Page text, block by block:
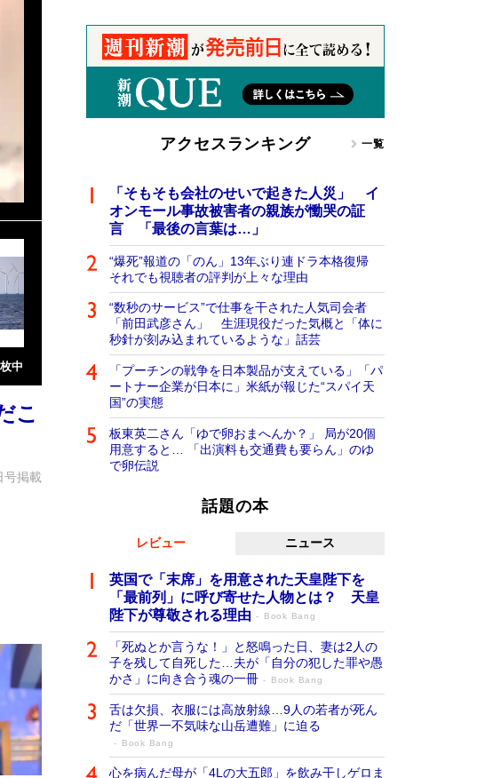
中
こ
号掲載
アクセスランキング 一覧
「そもそも会社のせいで起きた人災」 イ
オンモール事故被害者の親族が慟哭の証
言 「最後の言葉は…」
“爆死”報道の「のん」13年ぶり連ドラ本格復帰
それでも視聴者の評判が上々な理由
“数秒のサービス”で仕事を干された人気司会者
「前田武彦さん」 生涯現役だった気概と「体に
秒針が刻み込まれているような」話芸
「プーチンの戦争を日本製品が支えている」「パ
ートナー企業が日本に」米紙が報じた“スパイ天
国”の実態
板東英二さん「ゆで卵おまへんか？」 局が20個
用意すると… 「出演料も交通費も要らん」のゆ
で卵伝説
話題の本
レビュー ニュース
英国で「末席」を用意された天皇陛下を
「最前列」に呼び寄せた人物とは？ 天皇
陛下が尊敬される理由
Book Bang
「死ぬとか言うな！」と怒鳴った日、妻は2人の
子を残して自死した…夫が「自分の犯した罪や愚
かさ」に向き合う魂の一冊
Book Bang
舌は欠損、衣服には高放射線…9人の若者が死ん
だ「世界一不気味な山岳遭難」に迫る
Book Bang
心を病んだ母が「4Lの大五郎」を飲み干しゲロま